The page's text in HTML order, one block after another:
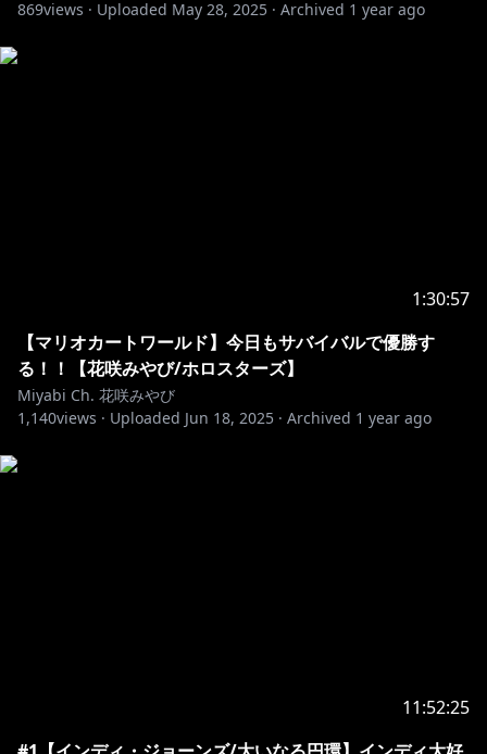
水無世燐央https://onl.sc/AjSz5ww
緋崎ガンマhttps://onl.sc/wXbCdtx
｜初めての方もたくさんコメントしてください！
869views · Uploaded May 28, 2025 · Archived 1 year ago
1:30:57
【マリオカートワールド】今日もサバイバルで優勝す
る！！【花咲みやび/ホロスターズ】
Miyabi Ch. 花咲みやび
1,140views · Uploaded Jun 18, 2025 · Archived 1 year ago
11:52:25